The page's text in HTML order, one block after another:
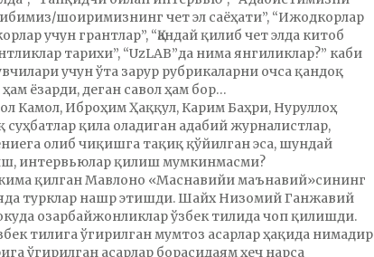
шоиримизнинг чет эл саёҳати”, “Ижодкорлар
учун грантлар”, “Қандай қилиб чет элда китоб
тарихи”, “UzLAB”да нима янгиликлар?” каби
учун ўта зарур рубрикаларни очса қандоқ
ёзарди, деган савол ҳам бор…
Камол, Иброҳим Ҳаққул, Карим Баҳри, Нуруллоҳ
қила оладиган адабий журналистлар,
олиб чиқишга тақиқ қўйилган эса, шундай
интервьюлар қилиш мумкинмасми?
қилган Мавлоно «Маснавийи маънавий»сининг
турклар нашр этишди. Шайх Низомий Ганжавий
озарбайжонликлар ўзбек тилида чоп қилишди.
тилига ўгирилган мумтоз асарлар ҳақида нимадир
ўгирилган асарлар борасидаям ҳеч нарса